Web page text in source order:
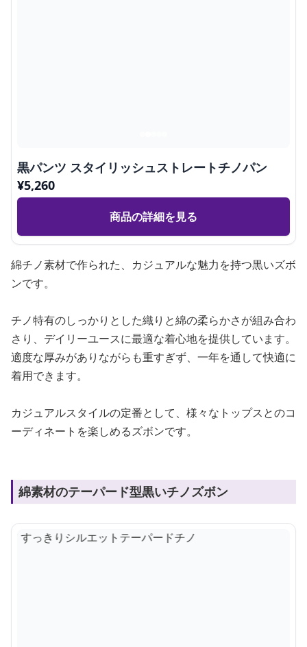
黒パンツ スタイリッシュストレートチノパン
¥5,260
商品の詳細を見る
綿チノ素材で作られた、カジュアルな魅力を持つ黒いズボ
ンです。
チノ特有のしっかりとした織りと綿の柔らかさが組み合わ
さり、デイリーユースに最適な着心地を提供しています。
適度な厚みがありながらも重すぎず、一年を通して快適に
着用できます。
カジュアルスタイルの定番として、様々なトップスとのコ
ーディネートを楽しめるズボンです。
綿素材のテーパード型黒いチノズボン